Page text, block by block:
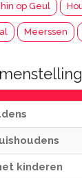
op Geul
Meerssen
kinderen